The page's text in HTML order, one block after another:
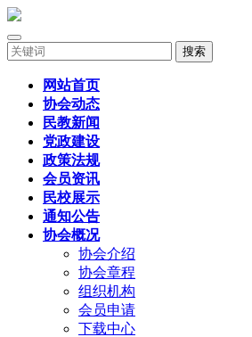
搜索
网站首页
协会动态
民教新闻
党政建设
政策法规
会员资讯
民校展示
通知公告
协会概况
协会介绍
协会章程
组织机构
会员申请
下载中心